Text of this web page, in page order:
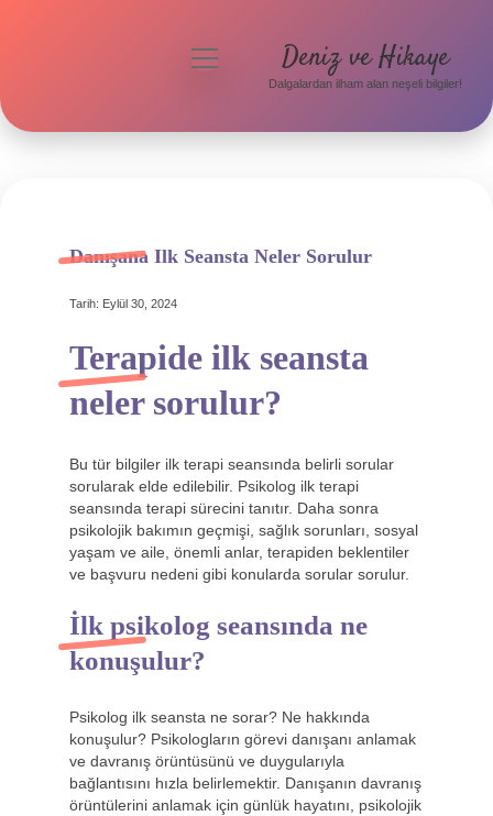
Hakkımızda
menüyü
aç
Deniz ve Hikaye
Dalgalardan ilham alan neşeli bilgiler!
Danışana Ilk Seansta Neler Sorulur
Tarih: Eylül 30, 2024
Terapide ilk seansta
neler sorulur?
Bu tür bilgiler ilk terapi seansında belirli sorular
sorularak elde edilebilir. Psikolog ilk terapi
seansında terapi sürecini tanıtır. Daha sonra
psikolojik bakımın geçmişi, sağlık sorunları, sosyal
yaşam ve aile, önemli anlar, terapiden beklentiler
ve başvuru nedeni gibi konularda sorular sorulur.
İlk psikolog seansında ne
konuşulur?
Psikolog ilk seansta ne sorar? Ne hakkında
konuşulur? Psikologların görevi danışanı anlamak
ve davranış örüntüsünü ve duygularıyla
bağlantısını hızla belirlemektir. Danışanın davranış
örüntülerini anlamak için günlük hayatını, psikolojik